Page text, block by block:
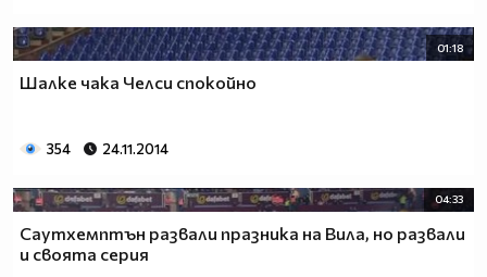
01:18
Шалке чака Челси спокойно
354 24.11.2014
04:33
Саутхемптън развали празника на Вила, но развали
и своята серия